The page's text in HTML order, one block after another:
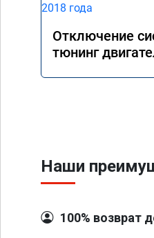
Отключение
тюнинг
Наши
100% возврат